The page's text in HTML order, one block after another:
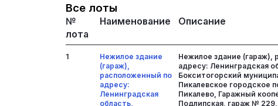
Все лоты
№
лота
Наименование Описание
1
Нежилое здание
(гараж),
расположенный по
адресу:
Ленинградская
область,
Нежилое здание (гараж),
адресу: Ленинградская
Бокситогорский
Пикалевское городское
Пикалево, Гаражный
Подлипская, гараж №